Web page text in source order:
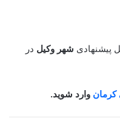
پیشنهادی شهر وکیل در
کرمان وارد شوید.